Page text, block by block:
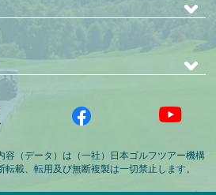
容（データ）は（一社）日本ゴルフツアー機構
載、転用及び無断複製は一切禁止します。